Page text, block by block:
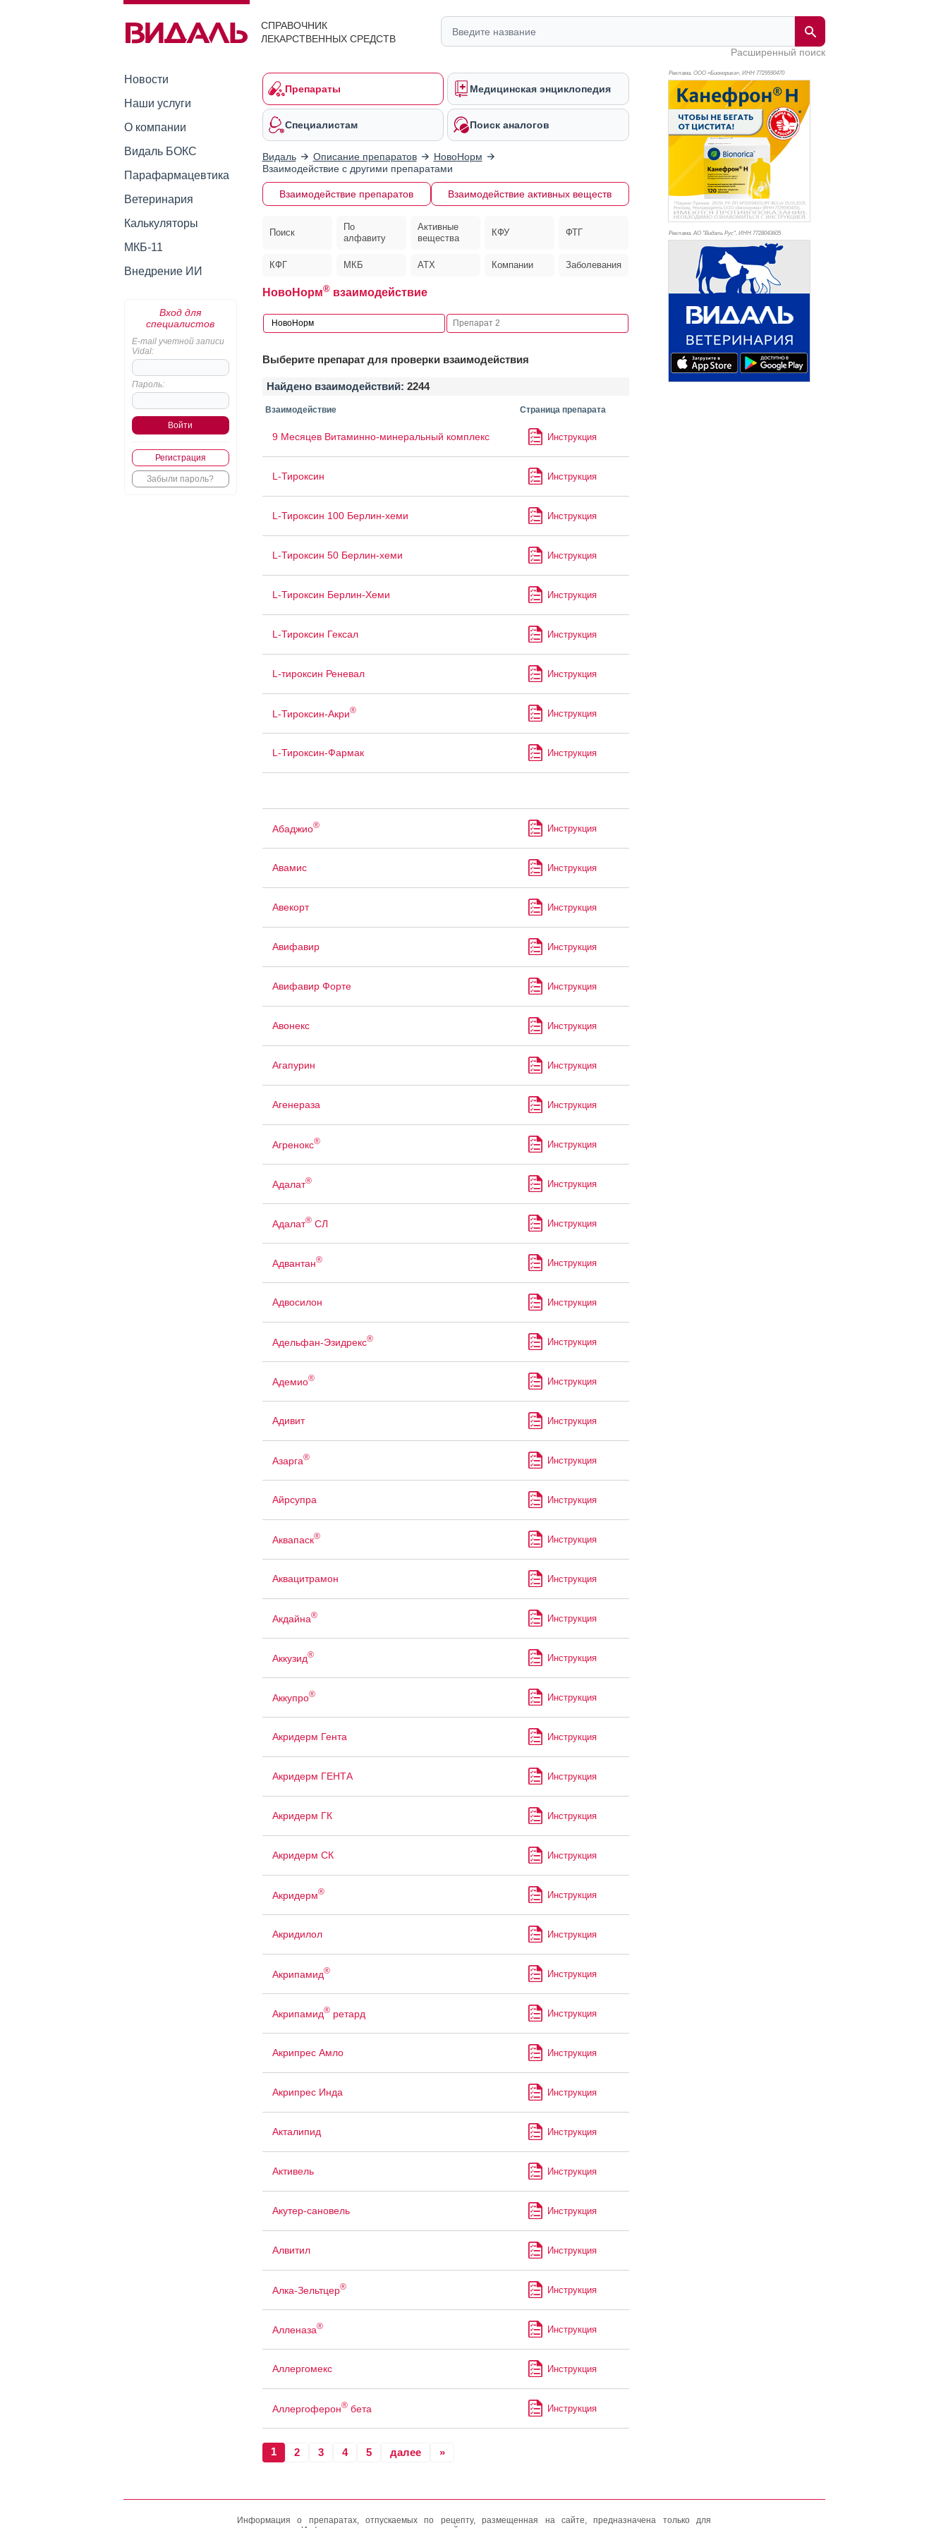
СПРАВОЧНИК
ЛЕКАРСТВЕННЫХ СРЕДСТВ
Расширенный поиск
Новости
Наши услуги
О компании
Видаль БОКС
Парафармацевтика
Ветеринария
Калькуляторы
МКБ-11
Внедрение ИИ
Вход для
специалистов
E-mail учетной записи
Vidal:
Пароль:
Регистрация
Забыли пароль?
Препараты Медицинская энциклопедия
Специалистам Поиск аналогов
Видаль Описание препаратов
НовоНорм
Взаимодействие с другими препаратами
Взаимодействие препаратов Взаимодействие активных веществ
Поиск
По
алфавиту
Активные
вещества
КФУ ФТГ
КФГ МКБ АТХ Компании Заболевания
НовоНорм®взаимодействие
Выберите препарат для проверки взаимодействия
Найдено взаимодействий: 2244
Взаимодействие Страница препарата
9 Месяцев Витаминно-минеральный комплекс Инструкция
L-Тироксин Инструкция
L-Тироксин 100 Берлин-хеми Инструкция
L-Тироксин 50 Берлин-хеми Инструкция
L-Тироксин Берлин-Хеми Инструкция
L-Тироксин Гексал Инструкция
L-тироксин Реневал Инструкция
L-Тироксин-Акри® Инструкция
L-Тироксин-Фармак Инструкция
Абаджио® Инструкция
Авамис Инструкция
Авекорт Инструкция
Авифавир Инструкция
Авифавир Форте Инструкция
Авонекс Инструкция
Агапурин Инструкция
Агенераза Инструкция
Агренокс® Инструкция
Адалат® Инструкция
Адалат®СЛ Инструкция
Адвантан® Инструкция
Адвосилон Инструкция
Адельфан-Эзидрекс® Инструкция
Адемио® Инструкция
Адивит Инструкция
Азарга® Инструкция
Айрсупра Инструкция
Аквапаск® Инструкция
Аквацитрамон Инструкция
Акдайна® Инструкция
Аккузид® Инструкция
Аккупро® Инструкция
Акридерм Гента Инструкция
Акридерм ГЕНТА Инструкция
Акридерм ГК Инструкция
Акридерм СК Инструкция
Акридерм® Инструкция
Акридилол Инструкция
Акрипамид® Инструкция
Акрипамид®ретард Инструкция
Акрипрес Амло Инструкция
Акрипрес Инда Инструкция
Акталипид Инструкция
Активель Инструкция
Акутер-сановель Инструкция
Алвитил Инструкция
Алка-Зельтцер® Инструкция
Алленаза® Инструкция
Аллергомекс Инструкция
Аллергоферон®бета Инструкция
1 2 3 4 5 далее »
Реклама. ООО «Бионорика», ИНН 7729590470
Реклама. АО "Видаль Рус", ИНН 7728043605
Информация о препаратах, отпускаемых по рецепту, размещенная на сайте, предназначена только для